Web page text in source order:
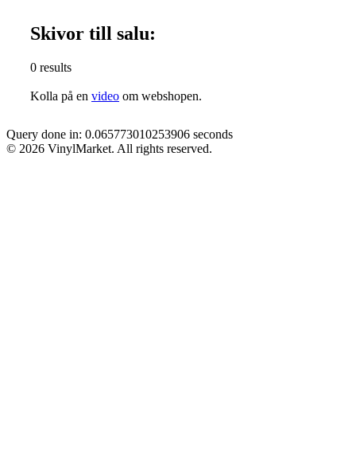
Skivor till salu:
0 results
Kolla på en video om webshopen.
Query done in: 0.065773010253906 seconds
© 2026 VinylMarket. All rights reserved.